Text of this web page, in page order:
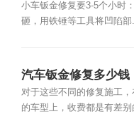
小车钣金修复要3-5个小时
砸，用铁锤等工具将凹陷部
汽车钣金修复多少钱
对于这些不同的修复施工，
的车型上，收费都是有差